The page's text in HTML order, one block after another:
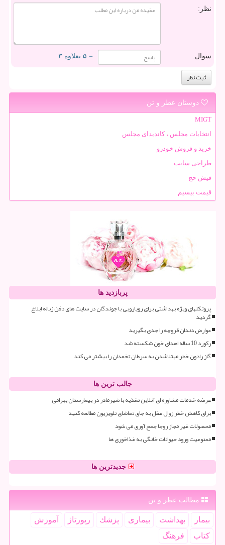
نظر:
سوال: = ۵ بعلاوه ۳
دوستان عطر و تن
MIGT
انتخابات مجلس ، کاندیدای مجلس
خرید و فروش خودرو
طراحی سایت
فیش حج
قیمت بیسیم
پربازدید ها
پروتکلهای ویژه بهداشتی برای رویارویی با جوندگان در سایت های دفن زباله ابلاغ
گردید
عوارض دندان قروچه را جدی بگیرید
رکورد 10 ساله اهدای خون شکسته شد
گاز رادون خطر مبتلاشدن به سرطان تخمدان را بیشتر می کند
جالب ترین ها
عرضه خدمات مشاوره ای آنلاین تغذیه با شیرمادر در بیمارستان بهرامی
برای کاهش خطر زوال عقل به جای تماشای تلویزیون مطالعه کنید
محصولات غیر مجاز روجا جمع آوری می شود
ممنوعیت ورود حیوانات خانگی به غذاخوری ها
جدیدترین ها
مطالب عطر و تن
بیمار بهداشت بیماری پزشك رپورتاژ
آموزش
كتاب
فرهنگ